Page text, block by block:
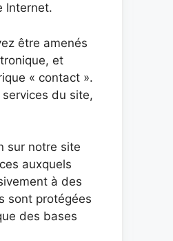
Internet.
être amenés
et
« contact ».
du site,
sur notre site
auxquels
à des
sont protégées
des bases